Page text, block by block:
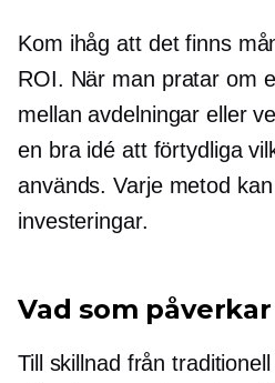
Kom ihåg att det finns
ROI. När man pratar om
mellan avdelningar eller
en bra idé att förtydliga
används. Varje metod
investeringar.
Vad som
Till skillnad från traditionell